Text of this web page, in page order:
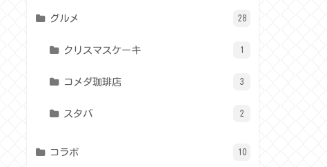
グルメ 28
クリスマスケーキ 1
コメダ珈琲店 3
スタバ 2
コラボ 10